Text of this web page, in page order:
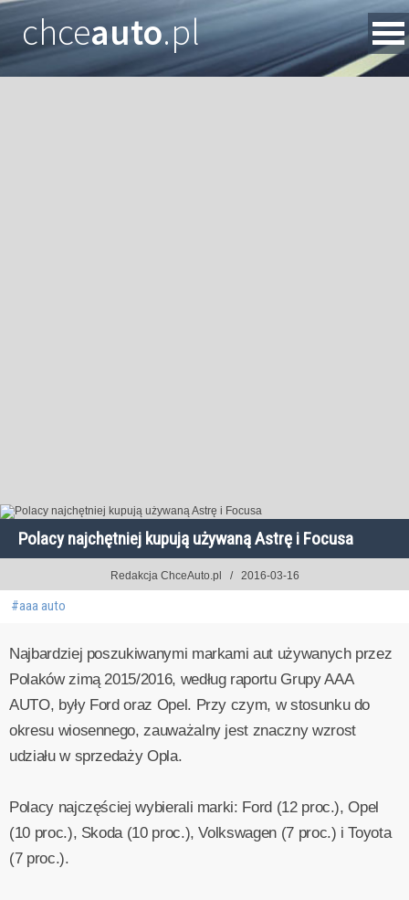
chceauto.pl
Polacy najchętniej kupują używaną Astrę i Focusa
Redakcja ChceAuto.pl 2016-03-16
#aaa auto
Najbardziej poszukiwanymi markami aut używanych przez
Polaków zimą 2015/2016, według raportu Grupy AAA
AUTO, były Ford oraz Opel. Przy czym, w stosunku do
okresu wiosennego, zauważalny jest znaczny wzrost
udziału w sprzedaży Opla.
Polacy najczęściej wybierali marki: Ford (12 proc.), Opel
(10 proc.), Skoda (10 proc.), Volkswagen (7 proc.) i Toyota
(7 proc.).